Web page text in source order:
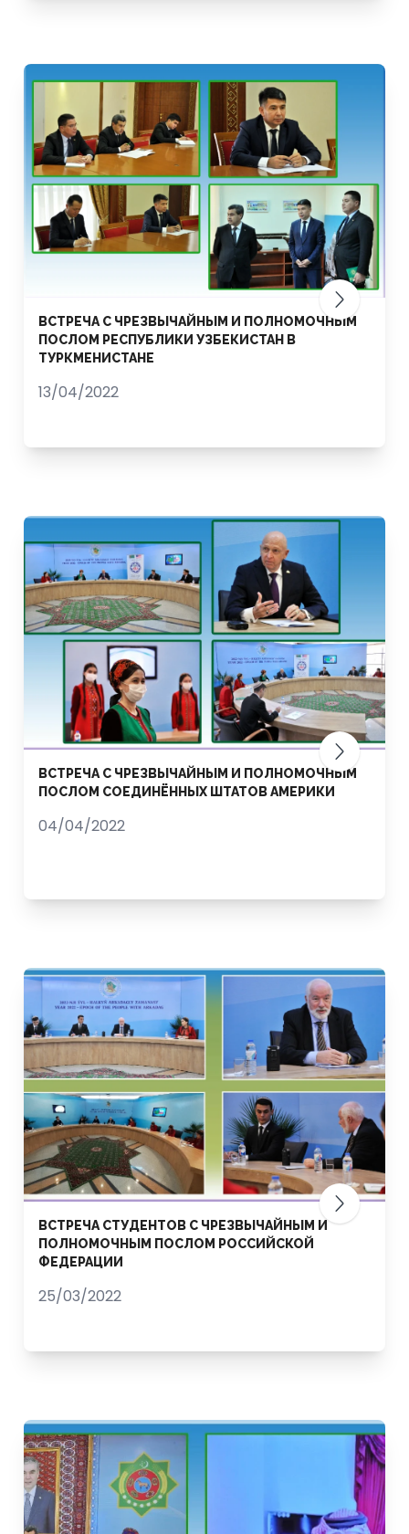
ВСТРЕЧА С ЧРЕЗВЫЧАЙНЫМ И ПОЛНОМОЧНЫМ
ПОСЛОМ РЕСПУБЛИКИ УЗБЕКИСТАН В
ТУРКМЕНИСТАНЕ
13/04/2022
ВСТРЕЧА С ЧРЕЗВЫЧАЙНЫМ И ПОЛНОМОЧНЫМ
ПОСЛОМ СОЕДИНЁННЫХ ШТАТОВ АМЕРИКИ
04/04/2022
ВСТРЕЧА СТУДЕНТОВ С ЧРЕЗВЫЧАЙНЫМ И
ПОЛНОМОЧНЫМ ПОСЛОМ РОССИЙСКОЙ
ФЕДЕРАЦИИ
25/03/2022